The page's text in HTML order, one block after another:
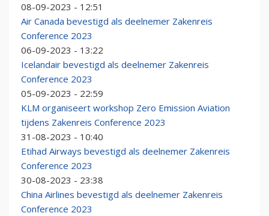
08-09-2023 - 12:51
Air Canada bevestigd als deelnemer Zakenreis
Conference 2023
06-09-2023 - 13:22
Icelandair bevestigd als deelnemer Zakenreis
Conference 2023
05-09-2023 - 22:59
KLM organiseert workshop Zero Emission Aviation
tijdens Zakenreis Conference 2023
31-08-2023 - 10:40
Etihad Airways bevestigd als deelnemer Zakenreis
Conference 2023
30-08-2023 - 23:38
China Airlines bevestigd als deelnemer Zakenreis
Conference 2023